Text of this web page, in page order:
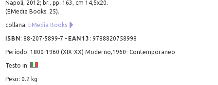
Napoli, 2012; br., pp. 163, cm 14,5x20.
(EMedia Books. 25).
collana: EMedia Books
ISBN:88-207-5899-7 - EAN13 :9788820758998
Periodo: 1800-1960 (XIX-XX) Moderno,1960- Contemporaneo
Testo in:
Peso: 0.2 kg